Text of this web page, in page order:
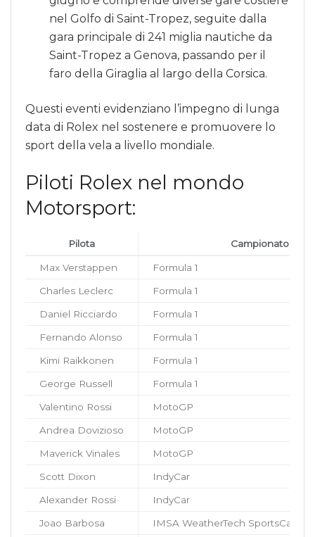
nel Golfo di Saint-Tropez, seguite dalla
gara principale di 241 miglia nautiche da
Saint-Tropez a Genova, passando per il
faro della Giraglia al largo della Corsica.
Questi eventi evidenziano l’impegno di lunga
data di Rolex nel sostenere e promuovere lo
sport della vela a livello mondiale.
Piloti Rolex nel mondo
Motorsport:
Pilota Campionato
Max Verstappen Formula 1
Charles Leclerc Formula 1
Daniel Ricciardo Formula 1
Fernando Alonso Formula 1
Kimi Raikkonen Formula 1
George Russell Formula 1
Valentino Rossi MotoGP
Andrea Dovizioso MotoGP
Maverick Vinales MotoGP
Scott Dixon IndyCar
Alexander Rossi IndyCar
Joao Barbosa IMSA WeatherTech SportsCar